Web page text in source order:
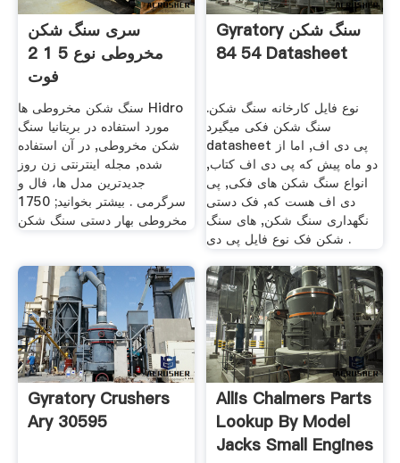
سری سنگ شکن
مخروطی نوع 5 1 2
فوت
سنگ شکن مخروطی ها Hidro
مورد استفاده در بریتانیا سنگ
شکن مخروطی, در آن استفاده
شده, مجله اینترنتی زن روز
جدیدترین مدل ها، فال و
سرگرمی . بیشتر بخوانید; 1750
مخروطی بهار دستی سنگ شکن
Gyratory سنگ شکن
54 84 Datasheet
نوع فایل کارخانه سنگ شکن.
سنگ شکن فکی میگیرد
datasheet پی دی اف, اما از
دو ماه پیش که پی دی اف کتاب,
انواع سنگ شکن های فکی, پی
دی اف هست که, فک دستی
نگهداری سنگ شکن, های سنگ
شکن فک نوع فایل پی دی .
Gyratory Crushers
Ary 30595
Allis Chalmers Parts
Lookup By Model
Jacks Small Engines